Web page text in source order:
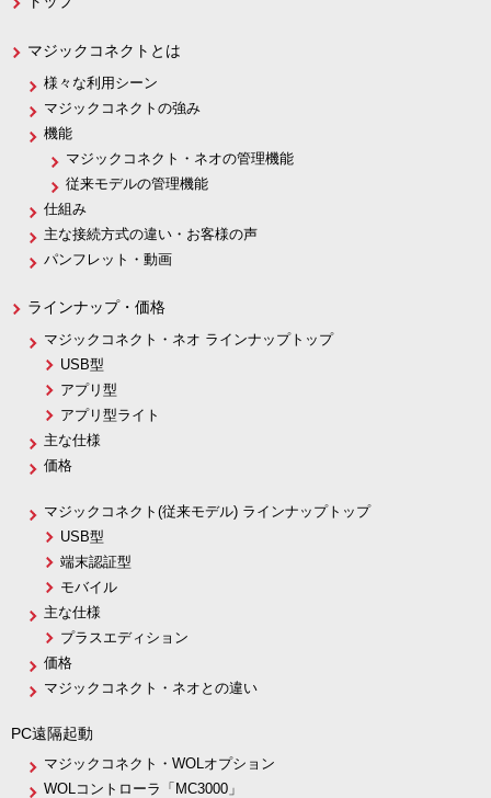
マジックコネクトとは
様々な利用シーン
マジックコネクトの強み
機能
マジックコネクト・ネオの管理機能
従来モデルの管理機能
仕組み
主な接続方式の違い・お客様の声
パンフレット・動画
ラインナップ・価格
マジックコネクト・ネオ ラインナップトップ
USB型
アプリ型
アプリ型ライト
主な仕様
価格
マジックコネクト(従来モデル) ラインナップトップ
USB型
端末認証型
モバイル
主な仕様
プラスエディション
価格
マジックコネクト・ネオとの違い
PC遠隔起動
マジックコネクト・WOLオプション
WOLコントローラ「MC3000」